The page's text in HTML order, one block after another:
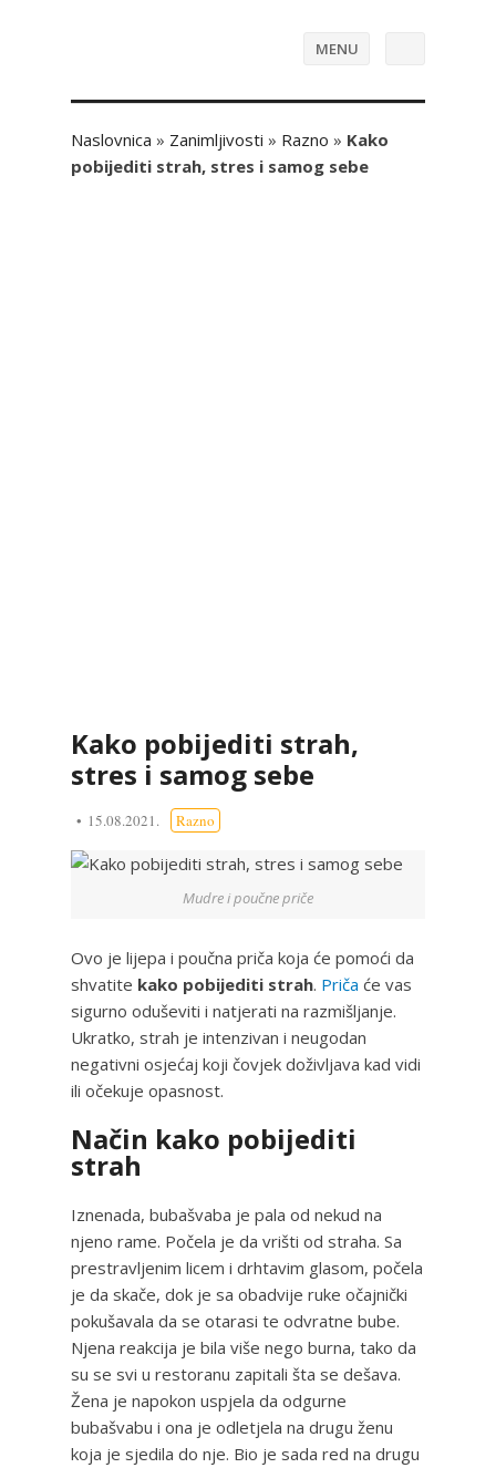
MENU
Naslovnica » Zanimljivosti » Razno » Kako
pobijediti strah, stres i samog sebe
Kako pobijediti strah,
stres i samog sebe
15.08.2021. Razno
Mudre i poučne priče
Ovo je lijepa i poučna priča koja će pomoći da
shvatite kako pobijediti strah. Priča će vas
sigurno oduševiti i natjerati na razmišljanje.
Ukratko, strah je intenzivan i neugodan
negativni osjećaj koji čovjek doživljava kad vidi
ili očekuje opasnost.
Način kako pobijediti
strah
Iznenada, bubašvaba je pala od nekud na
njeno rame. Počela je da vrišti od straha. Sa
prestravljenim licem i drhtavim glasom, počela
je da skače, dok je sa obadvije ruke očajnički
pokušavala da se otarasi te odvratne bube.
Njena reakcija je bila više nego burna, tako da
su se svi u restoranu zapitali šta se dešava.
Žena je napokon uspjela da odgurne
bubašvabu i ona je odletjela na drugu ženu
koja je sjedila do nje. Bio je sada red na drugu